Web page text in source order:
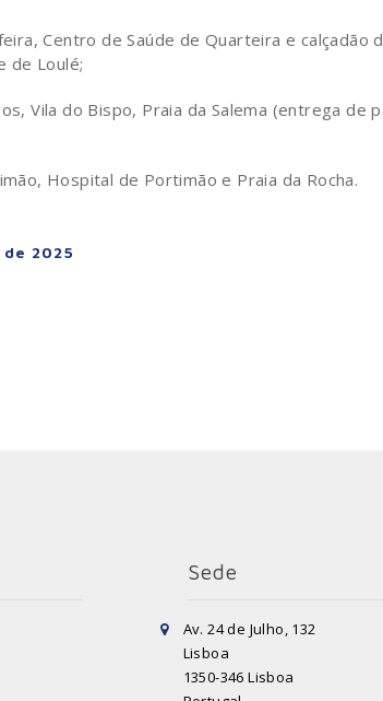
Centro de Saúde de Quarteira e calçadão
de Loulé;
Vila do Bispo, Praia da Salema (entrega de
Hospital de Portimão e Praia da Rocha.
2025
Sede
Av. 24 de Julho, 132
Lisboa
1350-346 Lisboa